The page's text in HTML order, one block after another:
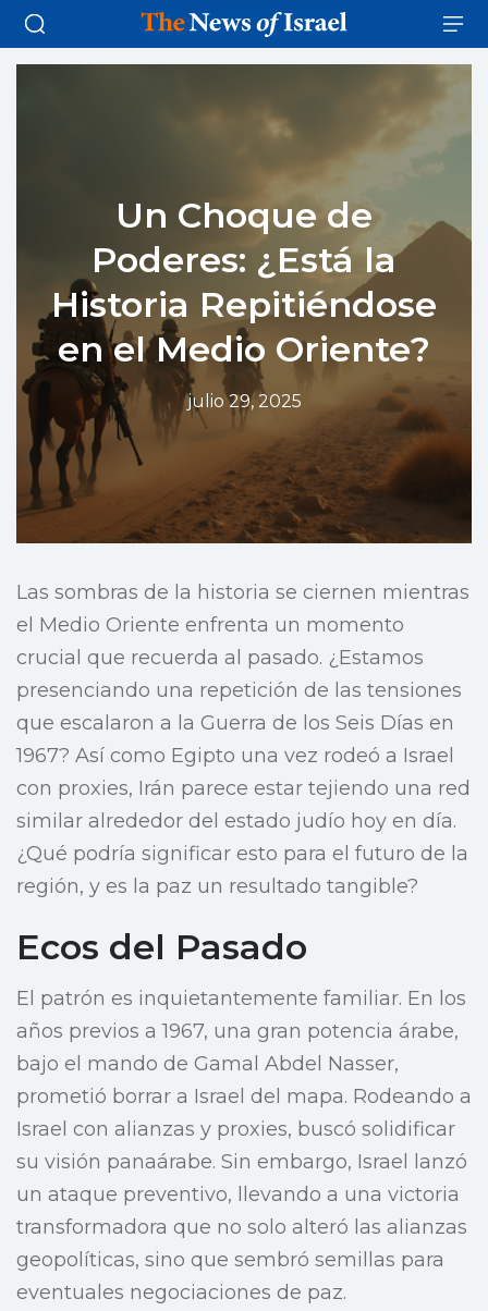
Un Choque de
Poderes: ¿Está la
Historia Repitiéndose
en el Medio Oriente?
julio 29, 2025
Las sombras de la historia se ciernen mientras
el Medio Oriente enfrenta un momento
crucial que recuerda al pasado. ¿Estamos
presenciando una repetición de las tensiones
que escalaron a la Guerra de los Seis Días en
1967? Así como Egipto una vez rodeó a Israel
con proxies, Irán parece estar tejiendo una red
similar alrededor del estado judío hoy en día.
¿Qué podría significar esto para el futuro de la
región, y es la paz un resultado tangible?
Ecos del Pasado
El patrón es inquietantemente familiar. En los
años previos a 1967, una gran potencia árabe,
bajo el mando de Gamal Abdel Nasser,
prometió borrar a Israel del mapa. Rodeando a
Israel con alianzas y proxies, buscó solidificar
su visión panaárabe. Sin embargo, Israel lanzó
un ataque preventivo, llevando a una victoria
transformadora que no solo alteró las alianzas
geopolíticas, sino que sembró semillas para
eventuales negociaciones de paz.